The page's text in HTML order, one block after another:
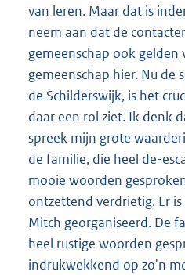
van leren. Maar dat is
neem aan dat de
gemeenschap ook gelden
gemeenschap hier. Nu
de Schilderswijk, is het
daar een rol ziet. Ik denk
spreek mijn grote
de familie, die heel de-
mooie woorden
ontzettend verdrietig. Er
Mitch georganiseerd. De
heel rustige woorden
indrukwekkend op zo'n